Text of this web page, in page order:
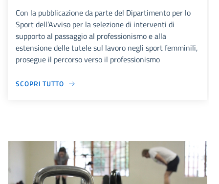
Con la pubblicazione da parte del Dipartimento per lo
Sport dell’Avviso per la selezione di interventi di
supporto al passaggio al professionismo e alla
estensione delle tutele sul lavoro negli sport femminili,
prosegue il percorso verso il professionismo
SCOPRI TUTTO